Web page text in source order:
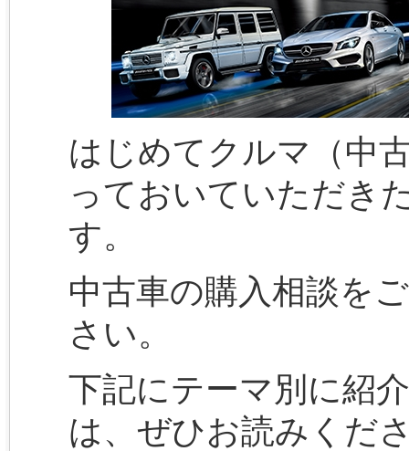
はじめてクルマ（中
っておいていただき
す。
中古車の購入相談を
さい。
下記にテーマ別に紹
は、ぜひお読みくだ